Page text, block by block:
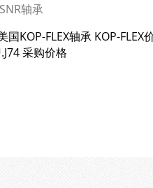
轴承
国KOP-FLEX轴承 KOP-
采购价格